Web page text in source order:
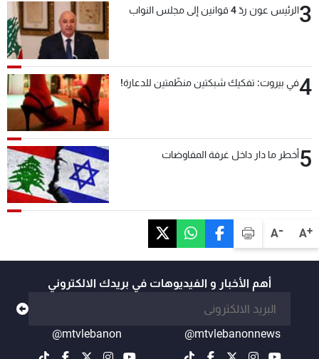
A+
A-
3الرئيس عون ردّ 4 قوانين إلى مجلس النواب
4في بيروت: تفكيك شبكتين منظّمتين للدعارة!
5أخطر ما دار داخل غرفة المفاوضات
أهم الأخبار و الفيديوهات في بريدك الالكتروني
@mtvlebanonnews
@mtvlebanon